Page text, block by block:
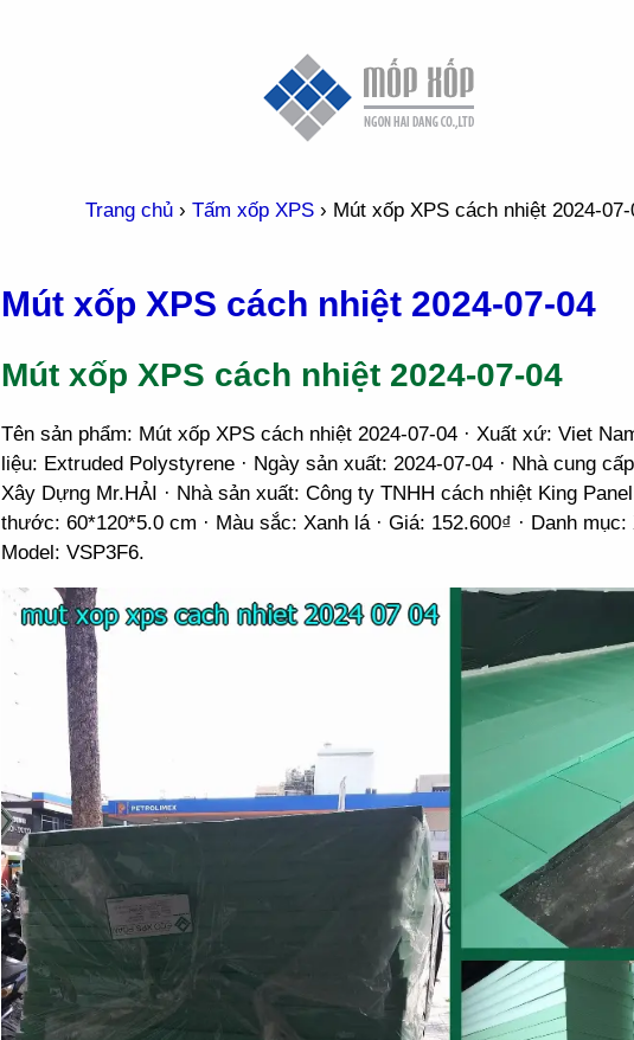
Trang chủ › Tấm xốp XPS › Mút xốp XPS cách nhiệt 2024-07-
Mút xốp XPS cách nhiệt 2024-07-04
Mút xốp XPS cách nhiệt 2024-07-04
Tên sản phẩm: Mút xốp XPS cách nhiệt 2024-07-04 · Xuất xứ: Viet
liệu: Extruded Polystyrene · Ngày sản xuất: 2024-07-04 · Nhà cung
Xây Dựng Mr.HẢI · Nhà sản xuất: Công ty TNHH cách nhiệt King
thước: 60*120*5.0 cm · Màu sắc: Xanh lá · Giá: 152.600₫ · Danh mục:
Model: VSP3F6.